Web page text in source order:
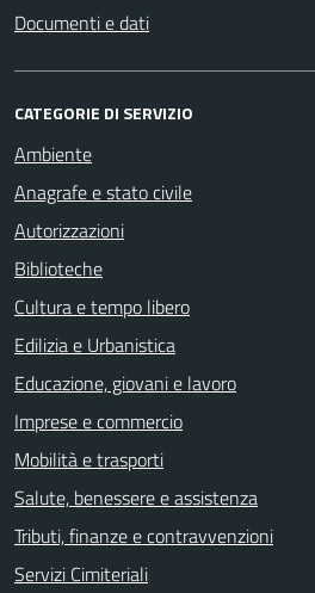
Documenti e dati
CATEGORIE DI SERVIZIO
Ambiente
Anagrafe e stato civile
Autorizzazioni
Biblioteche
Cultura e tempo libero
Edilizia e Urbanistica
Educazione, giovani e lavoro
Imprese e commercio
Mobilità e trasporti
Salute, benessere e assistenza
Tributi, finanze e contravvenzioni
Servizi Cimiteriali